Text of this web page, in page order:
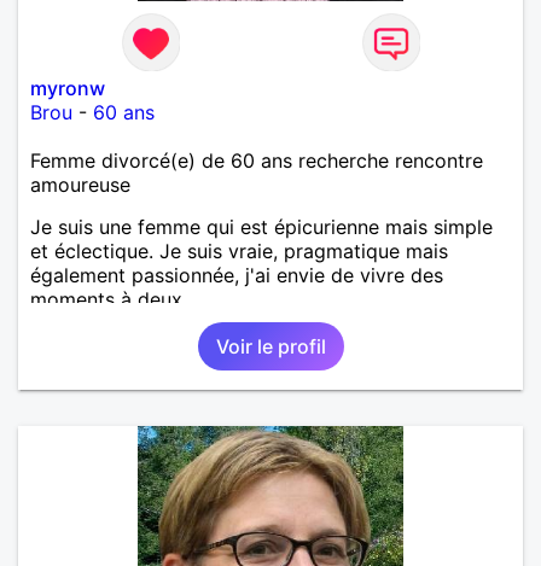
myronw
Brou - 60 ans
Femme divorcé(e) de 60 ans recherche rencontre
amoureuse
Je suis une femme qui est épicurienne mais simple
et éclectique. Je suis vraie, pragmatique mais
également passionnée, j'ai envie de vivre des
moments à deux.
Voir le profil